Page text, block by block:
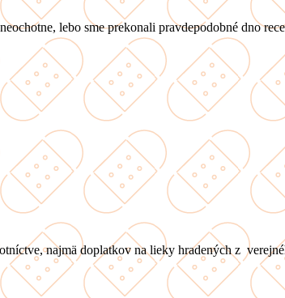
lebo sme prekonali pravdepodobné dno
najmä doplatkov na lieky hradených z